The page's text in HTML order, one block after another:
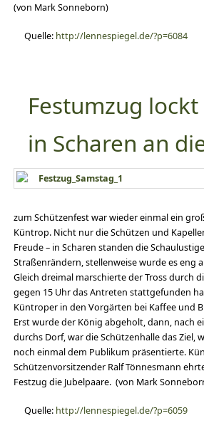
(von Mark Sonneborn)
Quelle: http://lennespiegel.de/?p=6084
Festumzug
in Scharen an
zum Schützenfest war wieder einmal ein
Küntrop. Nicht nur die Schützen und
Freude – in Scharen standen die
Straßenrändern, stellenweise wurde es eng
Gleich dreimal marschierte der Tross durch
gegen 15 Uhr das Antreten stattgefunden
Küntroper in den Vorgärten bei Kaffee und
Erst wurde der König abgeholt, dann, nach
durchs Dorf, war die Schützenhalle das Ziel,
noch einmal dem Publikum präsentierte.
Schützenvorsitzender Ralf Tönnesmann
Festzug die Jubelpaare. (von Mark
Quelle: http://lennespiegel.de/?p=6059